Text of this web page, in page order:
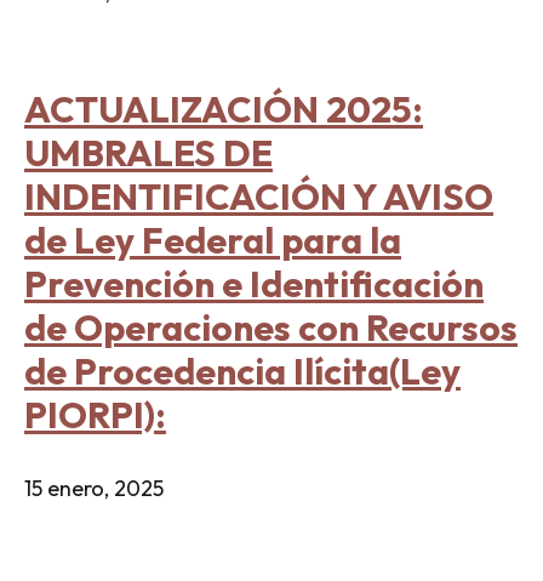
ACTUALIZACIÓN 2025:
UMBRALES DE
INDENTIFICACIÓN Y AVISO
de Ley Federal para la
Prevención e Identificación
de Operaciones con Recursos
de Procedencia Ilícita(Ley
PIORPI):
15 enero, 2025